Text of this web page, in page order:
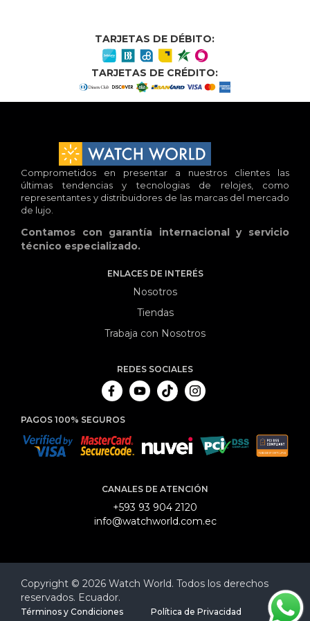
TARJETAS DE DÉBITO:
TARJETAS DE CRÉDITO:
Comprometidos en presentar a nuestros clientes las
últimas tendencias y tecnologias de relojes, como
representantes y distribuidores de las marcas del mercado
de lujo.
Contamos con garantía internacional y servicio
técnico especializado.
ENLACES DE INTERÉS
Nosotros
Tiendas
Trabaja con Nosotros
REDES SOCIALES
PAGOS 100% SEGUROS
CANALES DE ATENCIÓN
+593 93 904 2120
info@watchworld.com.ec
Copyright © 2026 Watch World. Todos los derechos
reservados. Ecuador.
Términos y Condiciones Política de Privacidad